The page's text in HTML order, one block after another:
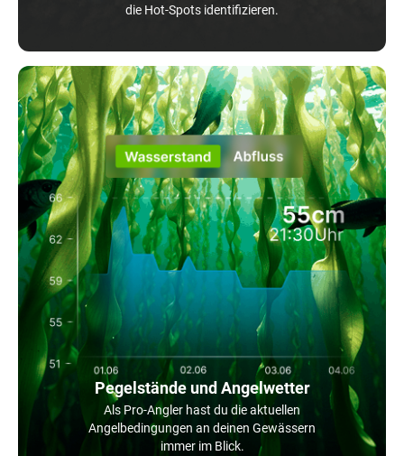
die Hot-Spots identifizieren.
Pegelstände und Angelwetter
Als Pro-Angler hast du die aktuellen
Angelbedingungen an deinen Gewässern
immer im Blick.